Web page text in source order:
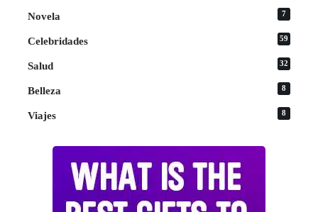
Novela 7
Celebridades 59
Salud 32
Belleza 8
Viajes 8